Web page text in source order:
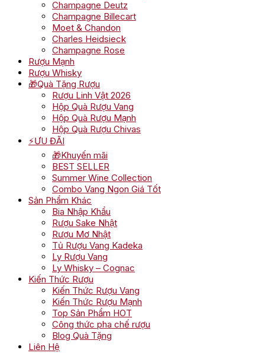
Champagne Deutz
Champagne Billecart
Moet & Chandon
Charles Heidsieck
Champagne Rose
Rượu Mạnh
Rượu Whisky
🎁Quà Tặng Rượu
Rượu Linh Vật 2026
Hộp Quà Rượu Vang
Hộp Quà Rượu Mạnh
Hộp Quà Rượu Chivas
⚡ƯU ĐÃI
🎁Khuyến mãi
BEST SELLER
Summer Wine Collection
Combo Vang Ngon Giá Tốt
Sản Phẩm Khác
Bia Nhập Khẩu
Rượu Sake Nhật
Rượu Mơ Nhật
Tủ Rượu Vang Kadeka
Ly Rượu Vang
Ly Whisky – Cognac
Kiến Thức Rượu
Kiến Thức Rượu Vang
Kiến Thức Rượu Mạnh
Top Sản Phẩm HOT
Công thức pha chế rượu
Blog Quà Tặng
Liên Hệ